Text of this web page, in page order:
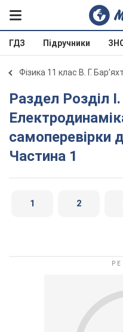
ГДЗ Підручники
Фізика 11 клас В. Г.
Раздел Розділ I.
самоперевірки
Частина 1
1 2